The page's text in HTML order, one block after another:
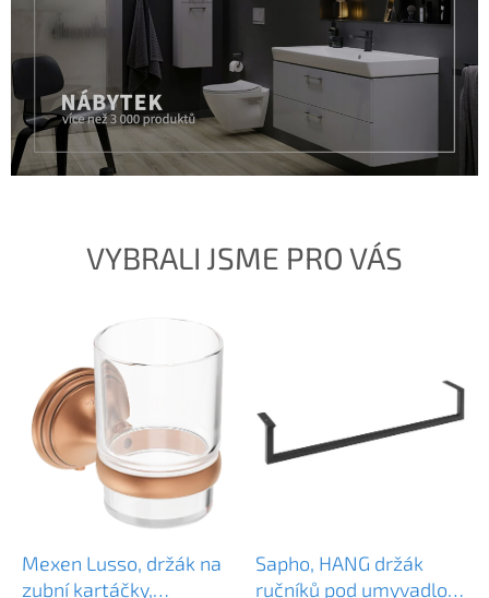
víc než 18 000 produktů
VYBRALI JSME PRO VÁS
Mexen Lusso, držák na
zubní kartáčky,
Sapho, HANG držák
ručníků pod umyvadlo